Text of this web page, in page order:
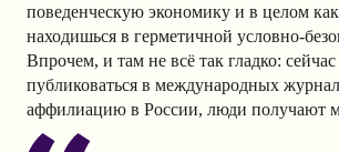
поведенческую экономику и в целом
находишься в герметичной условно-
Впрочем, и там не всё так гладко:
публиковаться в международных
аффилиацию в России, люди получают